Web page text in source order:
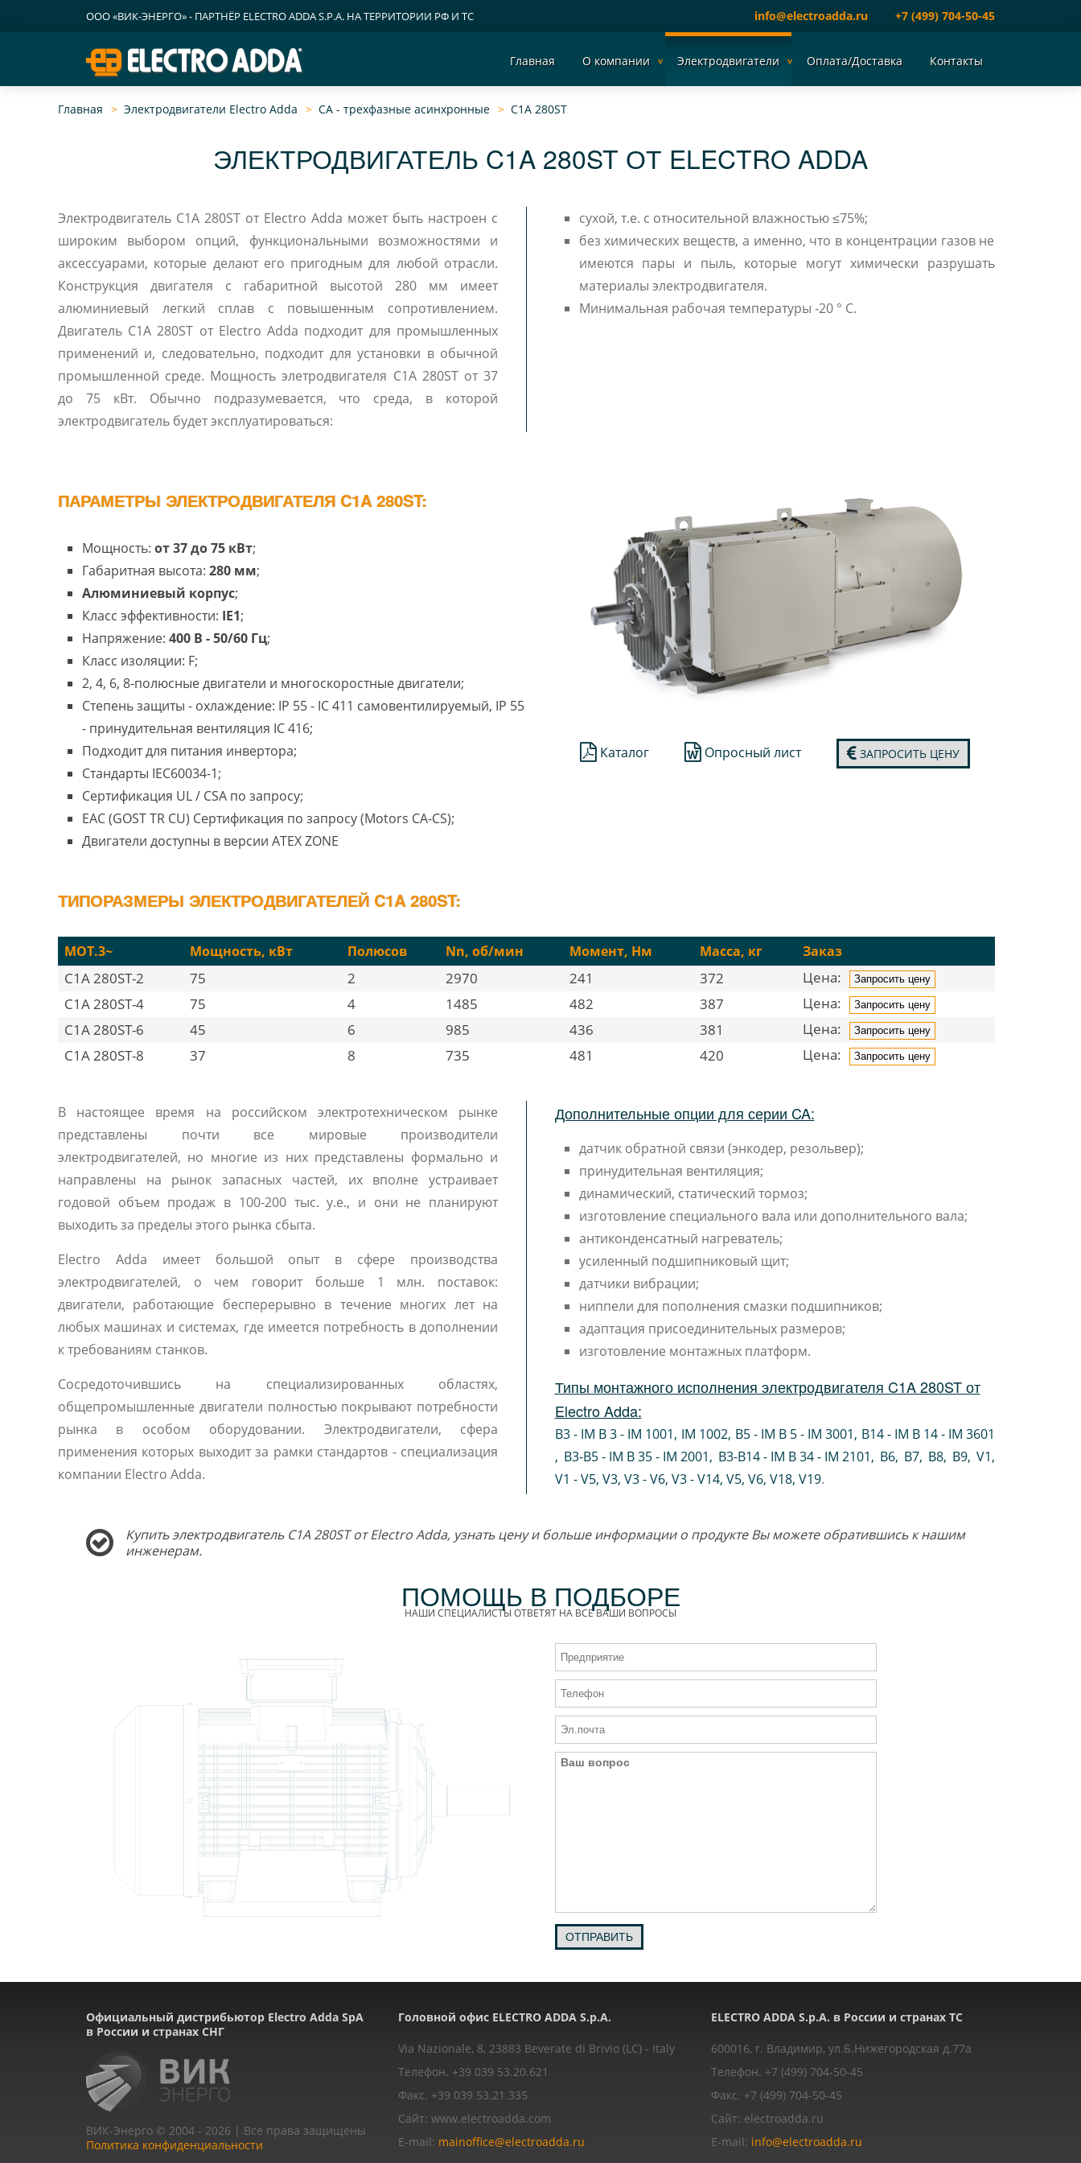
ООО «ВИК-ЭНЕРГО» - ПАРТНЁР ELECTRO ADDA S.P.A. НА ТЕРРИТОРИИ РФ И ТС info@electroadda.ru +7 (499) 704-50-45
Главная О компании Электродвигатели Оплата/Доставка Контакты
Главная Электродвигатели Electro Adda CA - трехфазные асинхронные C1A 280ST
ЭЛЕКТРОДВИГАТЕЛЬ C1A 280ST ОТ ELECTRO ADDA
Электродвигатель C1A 280ST от Electro Adda может быть настроен с
широким выбором опций, функциональными возможностями и
аксессуарами, которые делают его пригодным для любой отрасли.
Конструкция двигателя c габаритной высотой 280 мм имеет
алюминиевый легкий сплав с повышенным сопротивлением.
Двигатель C1A 280ST от Electro Adda подходит для промышленных
применений и, следовательно, подходит для установки в обычной
промышленной среде. Мощность элетродвигателя C1A 280ST от 37
до 75 кВт. Обычно подразумевается, что среда, в которой
электродвигатель будет эксплуатироваться:
сухой, т.е. с относительной влажностью ≤75%;
без химических веществ, а именно, что в концентрации газов не
имеются пары и пыль, которые могут химически разрушать
материалы электродвигателя.
Минимальная рабочая температуры -20 ° C.
ПАРАМЕТРЫ ЭЛЕКТРОДВИГАТЕЛЯ C1A 280ST:
Мощность: от 37 до 75 кВт;
Габаритная высота: 280 мм;
Алюминиевый корпус;
Класс эффективности: IE1;
Напряжение: 400 В - 50/60 Гц;
Класс изоляции: F;
2, 4, 6, 8-полюсные двигатели и многоскоростные двигатели;
Степень защиты - охлаждение: IP 55 - IC 411 самовентилируемый, IP 55
- принудительная вентиляция IC 416;
Подходит для питания инвертора;
Стандарты IEC60034-1;
Сертификация UL / CSA по запросу;
EAC (GOST TR CU) Сертификация по запросу (Motors CA-CS);
Двигатели доступны в версии ATEX ZONE
Каталог Опросный лист ЗАПРОСИТЬ ЦЕНУ
ТИПОРАЗМЕРЫ ЭЛЕКТРОДВИГАТЕЛЕЙ C1A 280ST:
MOT.3~ Мощность, кВт Полюсов Nn, об/мин Момент, Нм Масса, кг Заказ
C1A 280ST-2 75 2 2970 241 372 Цена: Запросить цену
C1A 280ST-4 75 4 1485 482 387 Цена: Запросить цену
C1A 280ST-6 45 6 985 436 381 Цена: Запросить цену
C1A 280ST-8 37 8 735 481 420 Цена: Запросить цену
В настоящее время на российском электротехническом рынке
представлены почти все мировые производители
электродвигателей, но многие из них представлены формально и
направлены на рынок запасных частей, их вполне устраивает
годовой объем продаж в 100-200 тыс. у.е., и они не планируют
выходить за пределы этого рынка сбыта.
Electro Adda имеет большой опыт в сфере производства
электродвигателей, о чем говорит больше 1 млн. поставок:
двигатели, работающие бесперерывно в течение многих лет на
любых машинах и системах, где имеется потребность в дополнении
к требованиям станков.
Сосредоточившись на специализированных областях,
общепромышленные двигатели полностью покрывают потребности
рынка в особом оборудовании. Электродвигатели, сфера
применения которых выходит за рамки стандартов - специализация
компании Electro Adda.
Дополнительные опции для серии CA:
датчик обратной связи (энкодер, резольвер);
принудительная вентиляция;
динамический, статический тормоз;
изготовление специального вала или дополнительного вала;
антиконденсатный нагреватель;
усиленный подшипниковый щит;
датчики вибрации;
ниппели для пополнения смазки подшипников;
адаптация присоединительных размеров;
изготовление монтажных платформ.
Типы монтажного исполнения электродвигателя C1A 280ST от
Electro Adda:
B3 - IM B 3 - IM 1001, IM 1002, B5 - IM B 5 - IM 3001, B14 - IM B 14 - IM 3601
, B3-B5 - IM B 35 - IM 2001, B3-B14 - IM B 34 - IM 2101, B6, B7, B8, B9, V1
V1 - V5, V3, V3 - V6, V3 - V14, V5, V6, V18, V19.
Купить электродвигатель C1A 280ST от Electro Adda, узнать цену и больше информации о продукте Вы можете обратившись к нашим
инженерам.
ПОМОЩЬ В ПОДБОРЕ
НАШИ СПЕЦИАЛИСТЫ ОТВЕТЯТ НА ВСЕ ВАШИ ВОПРОСЫ
ОТПРАВИТЬ
Официальный дистрибьютор Electro Adda SpA
в России и странах СНГ
ВИК-Энерго © 2004 - 2026 | Все права защищены
Политика конфиденциальности
Головной офис ELECTRO ADDA S.p.A.
Via Nazionale, 8, 23883 Beverate di Brivio (LC) - Italy
Телефон. +39 039 53.20.621
Факс. +39 039 53.21.335
Сайт: www.electroadda.com
E-mail: mainoffice@electroadda.ru
ELECTRO ADDA S.p.A. в России и странах ТС
600016, г. Владимир, ул.Б.Нижегородская д.77a
Телефон. +7 (499) 704-50-45
Факс. +7 (499) 704-50-45
Сайт: electroadda.ru
E-mail: info@electroadda.ru